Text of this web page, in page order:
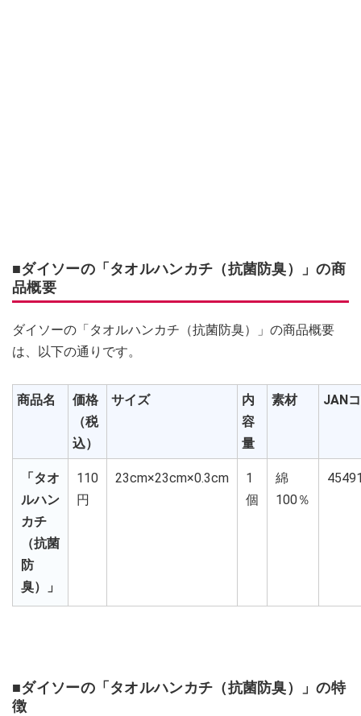
■ダイソーの「タオルハンカチ（抗菌防臭）」の商
品概要
ダイソーの「タオルハンカチ（抗菌防臭）」の商品概要
は、以下の通りです。
商品名
価格
（税
込）
サイズ
内
容
量
素材 JAN
「タオ
ルハン
カチ
（抗菌
防
臭）」
110
円
23cm×23cm×0.3cm
1
個
綿
100％
■ダイソーの「タオルハンカチ（抗菌防臭）」の特
徴